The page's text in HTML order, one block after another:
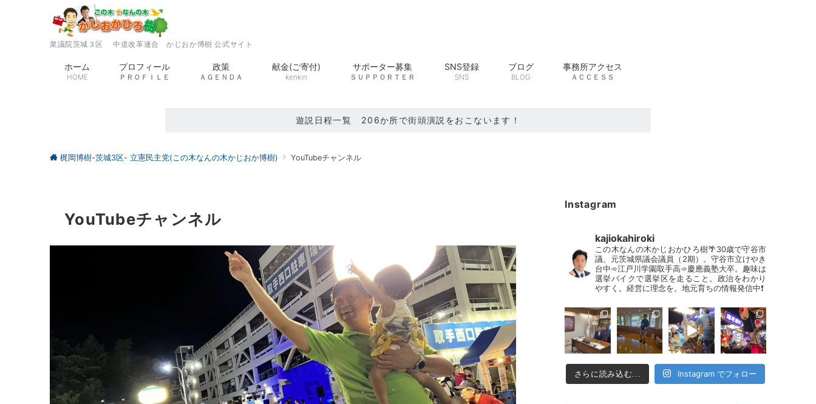
衆議院茨城３区 中道改革連合 かじおか博樹 公式サイト
ホーム
HOME
プロフィール
ＰＲＯＦＩＬＥ
政策
ＡＧＥＮＤＡ
献金(ご寄付)
kenkin
サポーター募集
ＳＵＰＰＯＲＴＥＲ
SNS登録
SNS
ブログ
BLOG
事務所アクセス
ＡＣＣＥＳＳ
遊説日程一覧 206か所で街頭演説をおこないます！
梶岡博樹-茨城3区- 立憲民主党(この木なんの木かじおか博樹) YouTubeチャンネル
YouTubeチャンネル
Instagram
kajiokahiroki
この木なんの木かじおかひろ樹🌴30歳で守谷市
議、元茨城県議会議員（2期）。守谷市立けやき
台中➾江戸川学園取手高➾慶應義塾大卒。趣味は
選挙バイクで選挙区を走ること。政治をわかり
やすく。経営に理念を。地元育ちの情報発信中❗
さらに読み込む... Instagram でフォロー